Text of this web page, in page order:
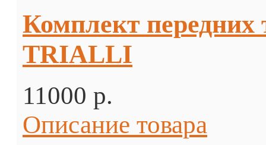
Комплект передних
TRIALLI
11000 p.
Описание товара